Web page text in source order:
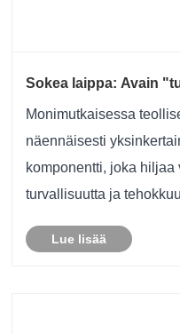
Sokea laippa: Avain
Monimutkaisessa
näennäisesti
komponentti, joka hiljaa
turvallisuutta ja
Lue lisää